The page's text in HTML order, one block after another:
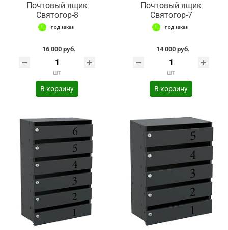
Почтовый ящик
Святогор-8
под заказ
16 000 руб.
шт
В корзину
Почтовый ящик
Святогор-7
под заказ
14 000 руб.
шт
В корзину